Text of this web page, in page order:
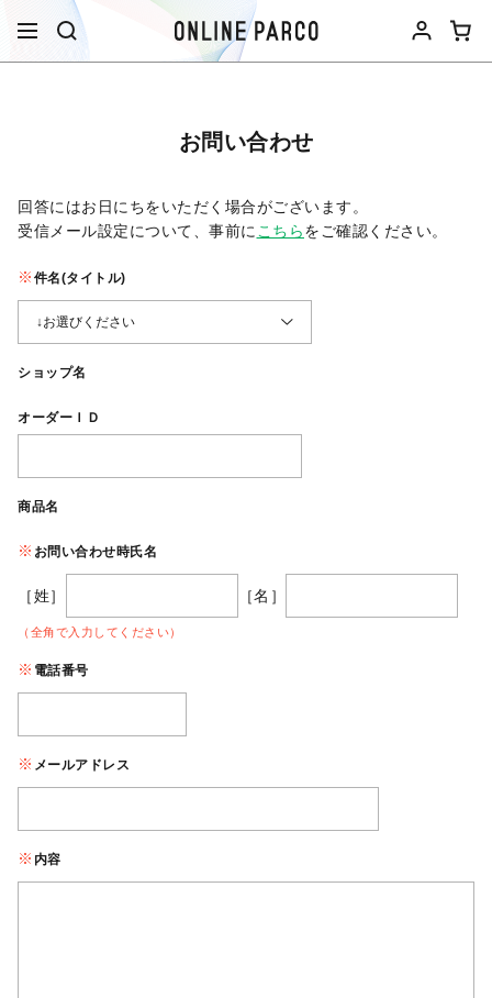
お問い合わせ
回答にはお日にちをいただく場合がございます。
受信メール設定について、事前に こちらをご確認ください。​
件名(タイトル)
ショップ名
オーダーＩＤ
商品名
お問い合わせ時氏名
［姓］ ［名］
（全角で入力してください）
電話番号
メールアドレス
内容